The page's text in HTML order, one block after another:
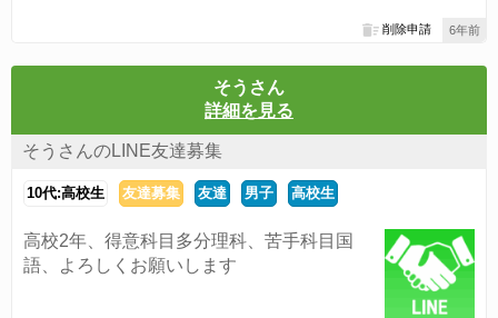
6年前
削除申請
そうさん
詳細を見る
そうさんのLINE友達募集
10代:高校生 友達募集 友達 男子 高校生
高校2年、得意科目多分理科、苦手科目国
語、よろしくお願いします